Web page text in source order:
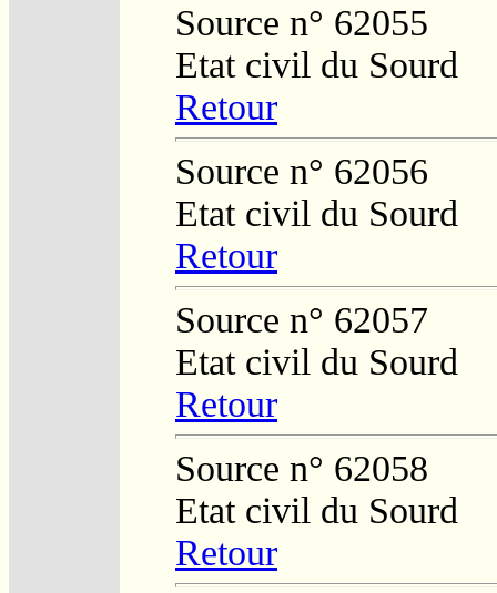
Source n° 62055
Etat civil du Sourd
Retour
Source n° 62056
Etat civil du Sourd
Retour
Source n° 62057
Etat civil du Sourd
Retour
Source n° 62058
Etat civil du Sourd
Retour